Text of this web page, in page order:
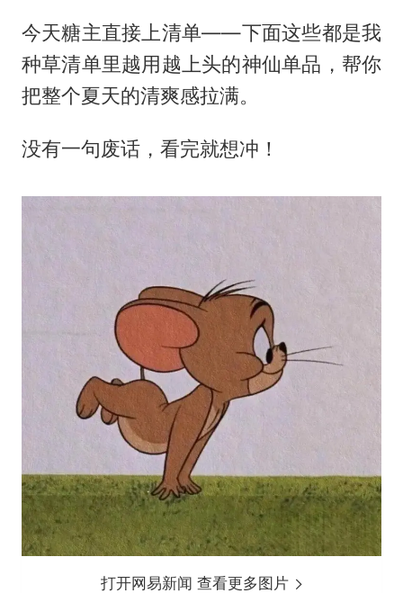
今天糖主直接上清单——下面这些都是我
种草清单里越用越上头的神仙单品，帮你
把整个夏天的清爽感拉满。
没有一句废话，看完就想冲！
打开网易新闻 查看更多图片